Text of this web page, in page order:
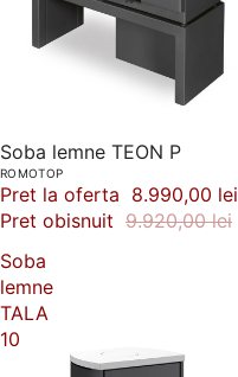
-9%
Soba lemne TEON P
ROMOTOP
Pret la oferta 8.990,00 lei
Pret obisnuit 9.920,00 lei
Soba
lemne
TALA
10